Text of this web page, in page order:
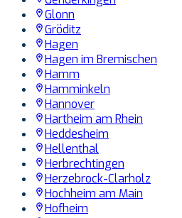
Glonn
Gröditz
Hagen
Hagen im Bremischen
Hamm
Hamminkeln
Hannover
Hartheim am Rhein
Heddesheim
Hellenthal
Herbrechtingen
Herzebrock-Clarholz
Hochheim am Main
Hofheim